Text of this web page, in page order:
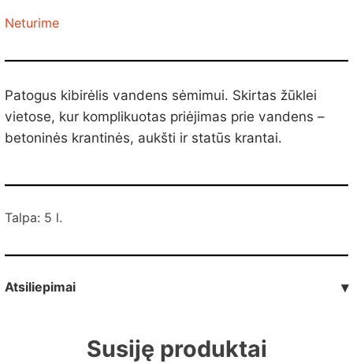
Neturime
Patogus kibirėlis vandens sėmimui. Skirtas žūklei
vietose, kur komplikuotas priėjimas prie vandens –
betoninės krantinės, aukšti ir statūs krantai.
Talpa: 5 l.
Atsiliepimai ▾
Susiję produktai